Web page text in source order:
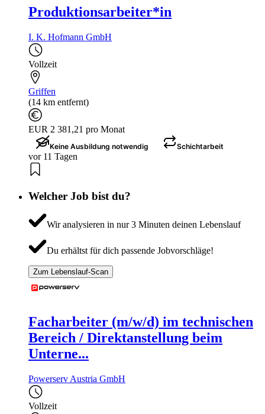
Produktionsarbeiter*in
I. K. Hofmann GmbH
Vollzeit
Griffen
(14 km entfernt)
EUR 2 381,21 pro Monat
Keine Ausbildung notwendig Schichtarbeit
vor 11 Tagen
Welcher Job bist du?
Wir analysieren in nur 3 Minuten deinen Lebenslauf
Du erhältst für dich passende Jobvorschläge!
Zum Lebenslauf-Scan
Facharbeiter (m/w/d) im technischen
Bereich / Direktanstellung beim
Unterne...
Powerserv Austria GmbH
Vollzeit